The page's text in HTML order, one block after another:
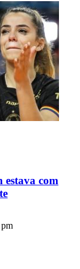
estava com